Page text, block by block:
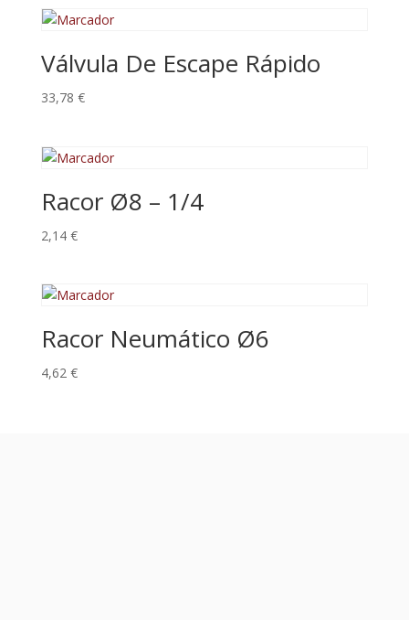
Válvula De Escape Rápido
33,78 €
Racor Ø8 – 1/4
2,14 €
Racor Neumático Ø6
4,62 €